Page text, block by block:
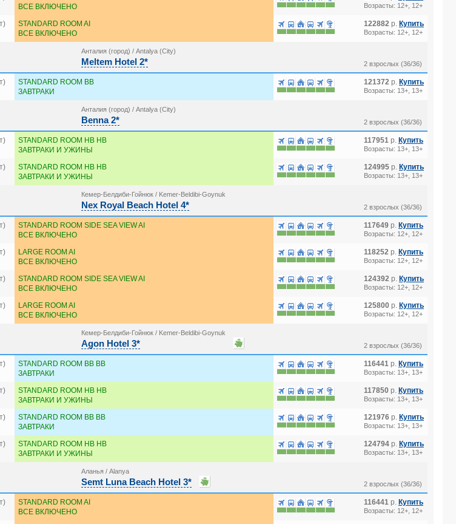
ВСЕ ВКЛЮЧЕНО
Возрасты: 12+, 12+
STANDARD ROOM AI
ВСЕ ВКЛЮЧЕНО
122882 р. Купить
Возрасты: 12+, 12+
Анталия (город) / Antalya (City)
Meltem Hotel 2* 2 взрослых (36/36)
STANDARD ROOM BB
ЗАВТРАКИ
121372 р. Купить
Возрасты: 13+, 13+
Анталия (город) / Antalya (City)
Benna 2* 2 взрослых (36/36)
STANDARD ROOM HB HB
ЗАВТРАКИ И УЖИНЫ
117951 р. Купить
Возрасты: 13+, 13+
STANDARD ROOM HB HB
ЗАВТРАКИ И УЖИНЫ
124995 р. Купить
Возрасты: 13+, 13+
Кемер-Белдиби-Гойнюк / Kemer-Beldibi-Goynuk
Nex Royal Beach Hotel 4* 2 взрослых (36/36)
STANDARD ROOM SIDE SEA VIEW AI
ВСЕ ВКЛЮЧЕНО
117649 р. Купить
Возрасты: 12+, 12+
LARGE ROOM AI
ВСЕ ВКЛЮЧЕНО
118252 р. Купить
Возрасты: 12+, 12+
STANDARD ROOM SIDE SEA VIEW AI
ВСЕ ВКЛЮЧЕНО
124392 р. Купить
Возрасты: 12+, 12+
LARGE ROOM AI
ВСЕ ВКЛЮЧЕНО
125800 р. Купить
Возрасты: 12+, 12+
Кемер-Белдиби-Гойнюк / Kemer-Beldibi-Goynuk
Agon Hotel 3* 2 взрослых (36/36)
STANDARD ROOM BB BB
ЗАВТРАКИ
116441 р. Купить
Возрасты: 13+, 13+
STANDARD ROOM HB HB
ЗАВТРАКИ И УЖИНЫ
117850 р. Купить
Возрасты: 13+, 13+
STANDARD ROOM BB BB
ЗАВТРАКИ
121976 р. Купить
Возрасты: 13+, 13+
STANDARD ROOM HB HB
ЗАВТРАКИ И УЖИНЫ
124794 р. Купить
Возрасты: 13+, 13+
Аланья / Alanya
Semt Luna Beach Hotel 3* 2 взрослых (36/36)
STANDARD ROOM AI
ВСЕ ВКЛЮЧЕНО
116441 р. Купить
Возрасты: 12+, 12+